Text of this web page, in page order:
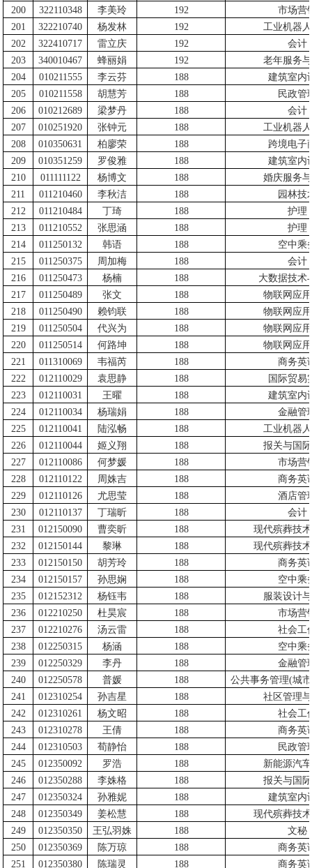
200
322110348 李美玲 192
市场营
201
322210740 杨发林 192
工业机器
202
322410717 雷立庆 192
会计
203
340010467 蜂丽娟 192
老年服务
204
010211555 李云芬 188
建筑室内
205
010211558 胡慧芳 188
民政管
206
010212689 梁梦丹 188
会计
207
010251920 张钟元 188
工业机器
208
010350631 柏廖荣 188
跨境电子
209
010351259 罗俊雅 188
建筑室内
210
011111122 杨博文 188
婚庆服务
211
011210460 李秋洁 188
园林技
212
011210484 丁琦 188
护理
213
011210552 张思涵 188
护理
214
011250132 韩语 188
空中乘
215
011250375 周加梅 188
会计
216
011250473 杨楠 188
大数据技术
217
011250489 张文 188
物联网应
218
011250490 赖钧联 188
物联网应
219
011250504 代兴为 188
物联网应
220
011250514 何路坤 188
物联网应
221
011310069 韦福芮 188
商务英
222
012110029 袁思静 188
国际贸易
223
012110031 王曜 188
建筑室内
224
012110034 杨瑞娟 188
金融管
225
012110041 陆泓畅 188
工业机器
226
012110044 姬义翔 188
报关与国
227
012110086 何梦媛 188
市场营
228
012110122 周姝吉 188
商务英
229
012110126 尤思莹 188
酒店管
230
012110137 丁瑞昕 188
会计
231
012150090 曹奕昕 188
现代殡葬技
232
012150144 黎琳 188
现代殡葬技
233
012150150 胡芳玲 188
商务英
234
012150157 孙思娴 188
空中乘
235
012152312 杨钰韦 188
服装设计
236
012210250 杜昊宸 188
市场营
237
012210276 汤云雷 188
社会工
238
012250315 杨涵 188
空中乘
239
012250329 李丹 188
金融管
240
012250578 普媛 188 公共事务管理(城
241
012310254 孙吉星 188
社区管理
242
012310261 杨文昭 188
社会工
243
012310278 王倩 188
商务英
244
012310503 荀静怡 188
民政管
245
012350092 罗浩 188
新能源汽
246
012350288 李姝格 188
报关与国
247
012350324 孙雅妮 188
建筑室内
248
012350349 姜松慧 188
现代殡葬技
249
012350350 王弘羽姝 188
文秘
250
012350369 陈万琼 188
商务英
251
012350380 陈瑞灵 188 商务英